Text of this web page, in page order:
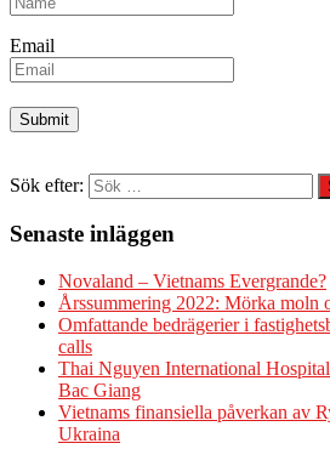
Email
Sök efter:
Senaste inläggen
Novaland – Vietnams Evergrande?
Årssummering 2022: Mörka moln
Omfattande bedrägerier i
calls
Thai Nguyen International
Bac Giang
Vietnams finansiella påverkan av
Ukraina